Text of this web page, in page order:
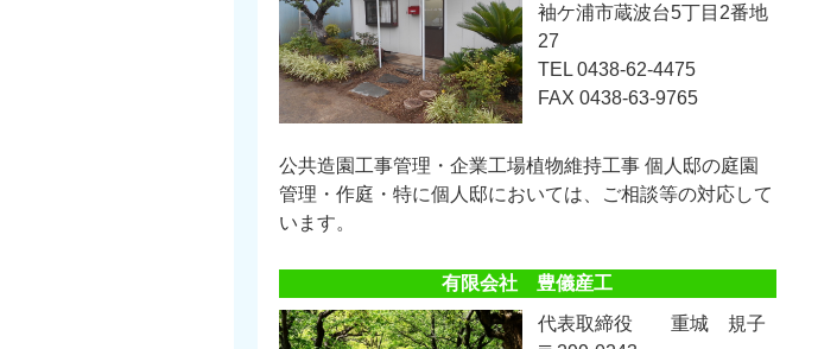
袖ケ浦市蔵波台5丁目2番地
27
TEL 0438-62-4475
FAX 0438-63-9765
公共造園工事管理・企業工場植物維持工事 個人邸の庭園
管理・作庭・特に個人邸においては、ご相談等の対応して
います。
有限会社 豊儀産工
代表取締役 重城 規子